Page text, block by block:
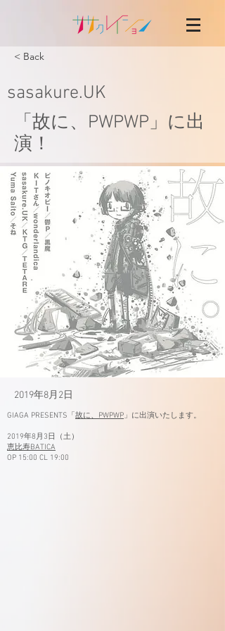
< Back
sasakure.UK
「故に、PWPWP」に出
演！
2019年8月2日
GIAGA PRESENTS「 故に、PWPWP」に出演いたします。
2019年8月3日（土）
恵比寿BATICA
OP 15:00 CL 19:00